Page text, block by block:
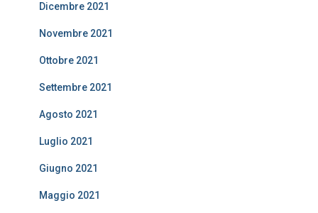
Dicembre 2021
Novembre 2021
Ottobre 2021
Settembre 2021
Agosto 2021
Luglio 2021
Giugno 2021
Maggio 2021